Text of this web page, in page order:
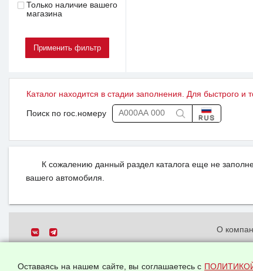
Только наличие вашего
магазина
Каталог находится в стадии заполнения. Для быстрого
Поиск по гос.номеру
К сожалению данный раздел каталога еще не
вашего автомобиля.
Все права защищены.
О
Оставаясь на нашем сайте, вы соглашаетесь с